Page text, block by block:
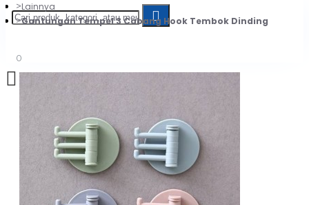
0
Lainnya
Gantungan Tempel 3 Cabang Hook Tembok Dinding